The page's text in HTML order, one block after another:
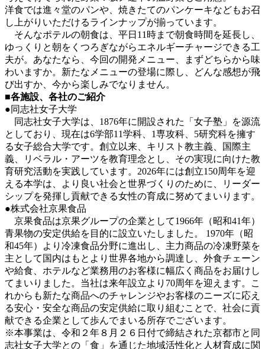
洋食では進々堂のパンや、焼きたてのパンケーキなどもお召
し上がりいただけるラインナップが揃っています。
そんなポテルの朝食は、平日11時まで朝食時間を延長し、
ゆっくりと朝をくつろぎながらエネルギーチャージできる工
夫が。あなたなら、今回の開発メニュー、まずどちらから味
わいますか。新たなメニューの登場に際し、どんな感想が飛
び出すか、今から楽しみでなりません。
■各施設、各社のご紹介
●同志社女子大学
同志社女子大学は、1876年に開設された「女子塾」を源流
としており、現在は6学部11学科、1専攻科、5研究科を擁す
る女子総合大学です。創立以来、キリスト教主義、国際主
義、リベラル・アーツを教育理念とし、その実現に向けた教
育研究活動を実践しています。2026年には創立150周年を迎
える本学は、より良い社会と世界づくりのために、リーダー
シップを発揮し貢献できる女性の育成に努めてまいります。
●株式会社京果食品
京果食品は京果グループの企業として1966年（昭和41年）
青果物の安定供給を目的に設立いたしました。 1970年（昭
和45年）より冷凍食品分野に進出し、主力商品の冷凍野菜を
主として国内はもとより世界各地から調達し、外食チェーン
や給食、ホテルなど業務用のお客様に幅広く商品をお届けし
てまいりました。当社は来年設立より70周年を迎えます。こ
れからも新たな商品へのチャレンジやお客様のニーズに応え
る安心・安全な商品の安定供給に取り組むことで、社会に貢
献できる企業として歩んでまいる所存でございます。
※本事業は、令和２年８月２６日付で締結された京都市と同
志社女子大学との「食」を通じた地域活性化と人材育成に関